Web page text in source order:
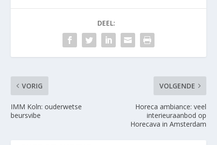
DEEL:
VORIG
IMM Koln: ouderwetse
beursvibe
VOLGENDE
Horeca ambiance: veel
interieuraanbod op
Horecava in Amsterdam